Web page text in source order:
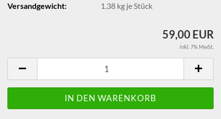
Versandgewicht: 1.38 kg je Stück
59,00 EUR
inkl. 7% MwSt.